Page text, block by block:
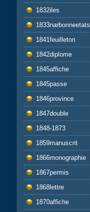
1832iles
1833narbonneetats
1841feuilleton
1842diplome
1845affiche
1845passe
1846province
1847double
1848-1873
1859manuscrit
1866monographie
1867permis
1868lettre
1870affiche